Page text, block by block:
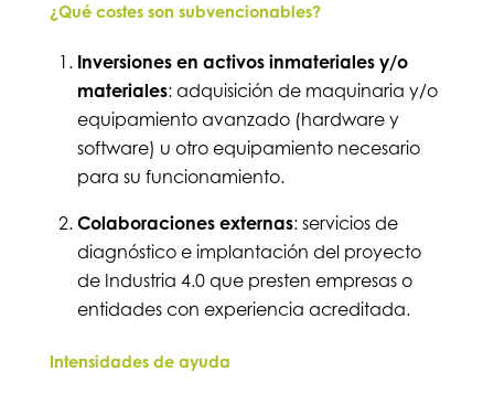
¿Qué costes son subvencionables?
Inversiones en activos inmateriales y/o
materiales: adquisición de maquinaria y/o
equipamiento avanzado (hardware y
software) u otro equipamiento necesario
para su funcionamiento.
Colaboraciones externas: servicios de
diagnóstico e implantación del proyecto
de Industria 4.0 que presten empresas o
entidades con experiencia acreditada.
Intensidades de ayuda